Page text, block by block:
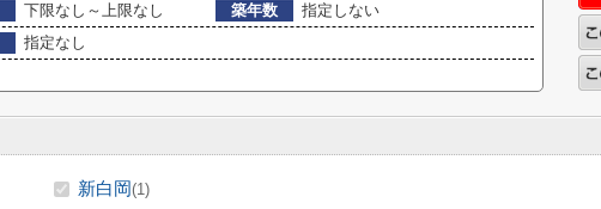
下限なし～上限なし 築年数
指定しない
指定なし
新白岡(1)